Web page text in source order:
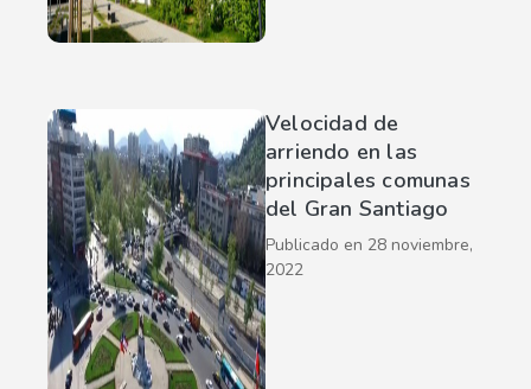
Velocidad de
arriendo en las
principales comunas
del Gran Santiago
Publicado en 28 noviembre,
2022